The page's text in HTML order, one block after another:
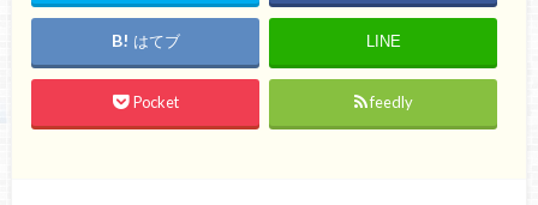
はてブ LINE
Pocket feedly